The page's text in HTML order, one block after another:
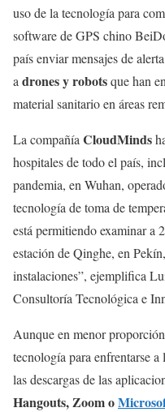
uso de la tecnología para
software de GPS chino
país enviar mensajes de
a drones y robotsque han
material sanitario en áreas
La compañía CloudMinds
hospitales de todo el país,
pandemia, en Wuhan,
tecnología de toma de
está permitiendo examinar a
estación de Qinghe, en
instalaciones”, ejemplifica
Consultoría Tecnológica e
Aunque en menor
tecnología para enfrentarse
las descargas de las
Hangouts, Zoom o